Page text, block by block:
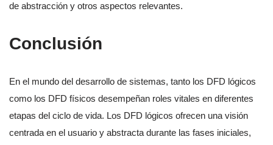
de abstracción y otros aspectos relevantes.
Conclusión
En el mundo del desarrollo de sistemas, tanto los DFD lógicos
como los DFD físicos desempeñan roles vitales en diferentes
etapas del ciclo de vida. Los DFD lógicos ofrecen una visión
centrada en el usuario y abstracta durante las fases iniciales,